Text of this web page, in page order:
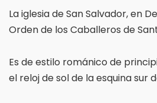
La iglesia de San Salvador, en
Orden de los Caballeros de
Es de estilo románico de
el reloj de sol de la esquina sur